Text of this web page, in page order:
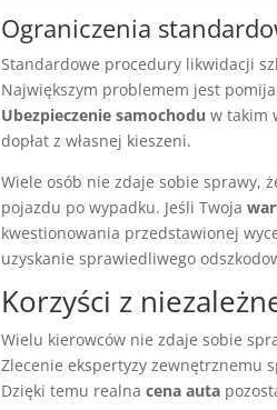
Ograniczenia
Standardowe procedury likwidacji
Największym problemem jest
Ubezpieczenie samochodu w takim
dopłat z własnej kieszeni.
Wiele osób nie zdaje sobie sprawy,
pojazdu po wypadku. Jeśli Twoja
kwestionowania przedstawionej
uzyskanie sprawiedliwego
Korzyści z
Wielu kierowców nie zdaje sobie
Zlecenie ekspertyzy zewnętrznemu
Dzięki temu realnacena auta